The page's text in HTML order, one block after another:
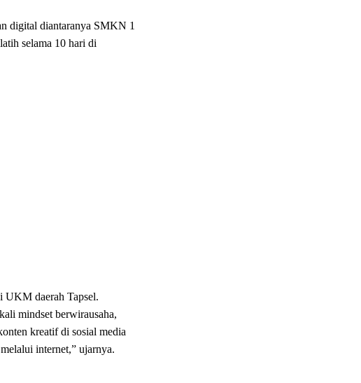
digital diantaranya SMKN 1
selama 10 hari di
UKM daerah Tapsel.
mindset berwirausaha,
kreatif di sosial media
internet,” ujarnya.